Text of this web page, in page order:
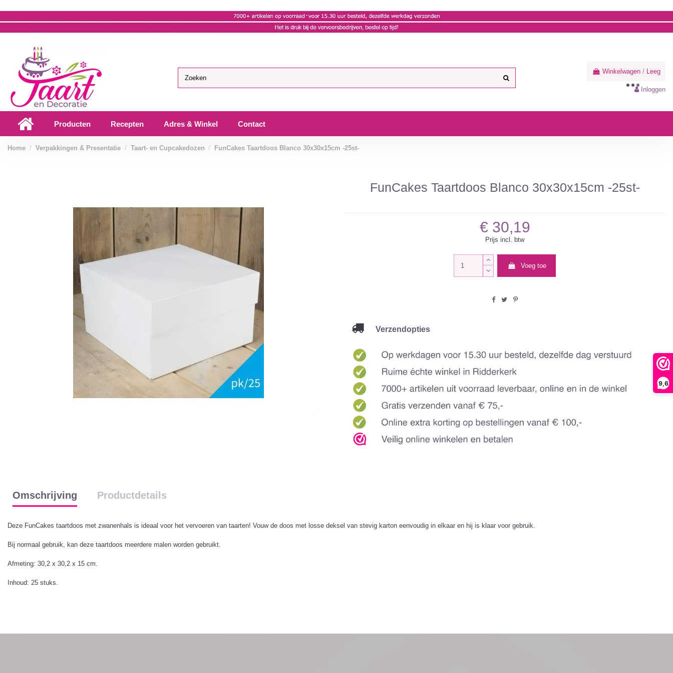
9,6
Winkelwagen / Leeg
Inloggen
Producten Recepten Adres & Winkel Contact
Home Verpakkingen & Presentatie Taart- en Cupcakedozen FunCakes Taartdoos Blanco 30x30x15cm -25st-
FunCakes Taartdoos Blanco 30x30x15cm -25st-
€ 30,19
Prijs incl. btw
Voeg toe
Verzendopties
Omschrijving Productdetails
Deze FunCakes taartdoos met zwanenhals is ideaal voor het vervoeren van taarten! Vouw de doos met losse deksel van stevig karton eenvoudig in elkaar en hij is klaar voor gebruik.
Bij normaal gebruik, kan deze taartdoos meerdere malen worden gebruikt.
Afmeting: 30,2 x 30,2 x 15 cm.
Inhoud: 25 stuks.